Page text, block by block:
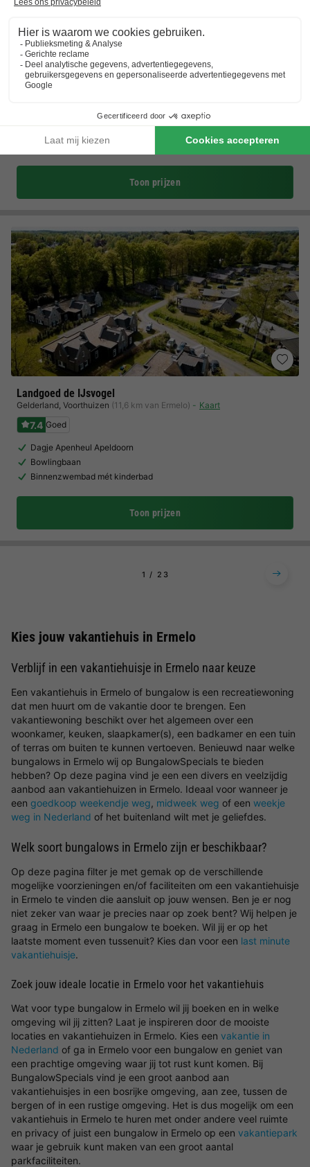
RCN Vakantiepark de Jagerstee
Gelderland,Epe (23,5 km van Ermelo) Kaart
Midden op de Veluwe
Openluchttheater en supermarkt
Toon prijzen
Landgoed de IJsvogel
Gelderland, Voorthuizen (11,6 km van Ermelo) Kaart
7.4 Goed
Dagje Apenheul Apeldoorn
Bowlingbaan
Binnenzwembad mét kinderbad
Toon prijzen
1 2 3
Kies jouw vakantiehuis in Ermelo
Verblijf in een vakantiehuisje in Ermelo naar keuze
Een vakantiehuis in Ermelo of bungalow is een recreatiewoning
dat men huurt om de vakantie door te brengen. Een
vakantiewoning beschikt over het algemeen over een
woonkamer, keuken, slaapkamer(s), een badkamer en een tuin
of terras om buiten te kunnen vertoeven. Benieuwd naar welke
bungalows in Ermelo wij op BungalowSpecials te bieden
hebben? Op deze pagina vind je een een divers en veelzijdig
aanbod aan vakantiehuizen in Ermelo. Ideaal voor wanneer je
een goedkoop weekendje weg, midweek weg of een weekje
weg in Nederland of het buitenland wilt met je geliefdes.
Welk soort bungalows in Ermelo zijn er beschikbaar?
Op deze pagina filter je met gemak op de verschillende
mogelijke voorzieningen en/of faciliteiten om een vakantiehuisje
in Ermelo te vinden die aansluit op jouw wensen. Ben je er nog
niet zeker van waar je precies naar op zoek bent? Wij helpen je
graag in Ermelo een bungalow te boeken. Wil jij er op het
laatste moment even tussenuit? Kies dan voor een last minute
vakantiehuisje.
Zoek jouw ideale locatie in Ermelo voor het vakantiehuis
Wat voor type bungalow in Ermelo wil jij boeken en in welke
omgeving wil jij zitten? Laat je inspireren door de mooiste
locaties en vakantiehuizen in Ermelo. Kies een vakantie in
Nederland of ga in Ermelo voor een bungalow en geniet van
een prachtige omgeving waar jij tot rust kunt komen. Bij
BungalowSpecials vind je een groot aanbod aan
vakantiehuisjes in een bosrijke omgeving, aan zee, tussen de
bergen of in een rustige omgeving. Het is dus mogelijk om een
vakantiehuis in Ermelo te huren met onder andere veel ruimte
en privacy of juist een bungalow in Ermelo op een vakantiepark
waar je gebruik kunt maken van een groot aantal
parkfaciliteiten.